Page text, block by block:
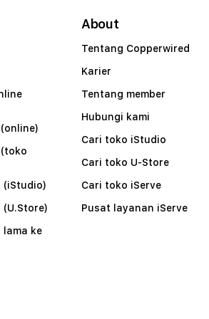
lama ke
About
Tentang Copperwired
Karier
Tentang member
Hubungi kami
Cari toko iStudio
Cari toko U-Store
Cari toko iServe
Pusat layanan iServe